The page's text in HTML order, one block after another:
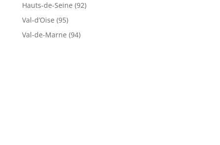
Hauts-de-Seine (92)
Val-d’Oise (95)
Val-de-Marne (94)